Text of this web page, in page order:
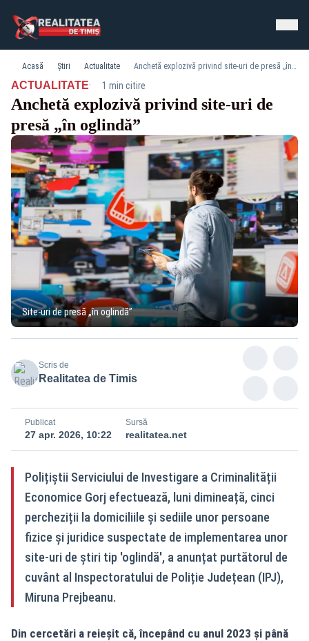
Acasă Știri Actualitate Anchetă explozivă privind site-uri de presă „în oglindă”
ACTUALITATE· 1 min citire
Anchetă explozivă privind site-uri de
presă „în oglindă”
Site-uri de presă „în oglindă”
Scris de
Realitatea de Timis
Publicat
27 apr. 2026, 10:22
Sursă
realitatea.net
Polițiștii Serviciului de Investigare a Criminalității
Economice Gorj efectuează, luni dimineață, cinci
percheziții la domiciliile și sediile unor persoane
fizice și juridice suspectate de implementarea unor
site-uri de știri tip 'oglindă', a anunțat purtătorul de
cuvânt al Inspectoratului de Poliție Județean (IPJ),
Miruna Prejbeanu.
Din cercetări a reieșit că, începând cu anul 2023 și până